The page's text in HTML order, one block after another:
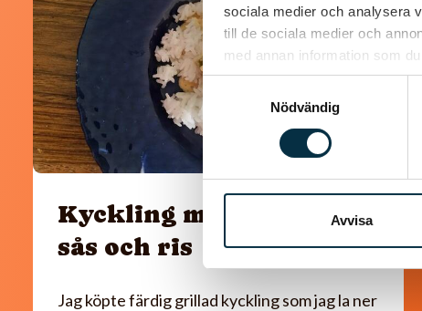
sociala medier och analysera
till de sociala medier och
med annan information som
Samtyckesval
Nödvändig
Avvisa
Kyckling med paprika
sås och ris
Jag köpte färdig grillad kyckling som jag la ner